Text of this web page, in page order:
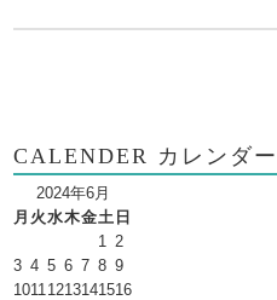
CALENDER カレンダー
2024年6月
月 火水木金土 日
1 2
3 4 5 6 7 8 9
10111213141516